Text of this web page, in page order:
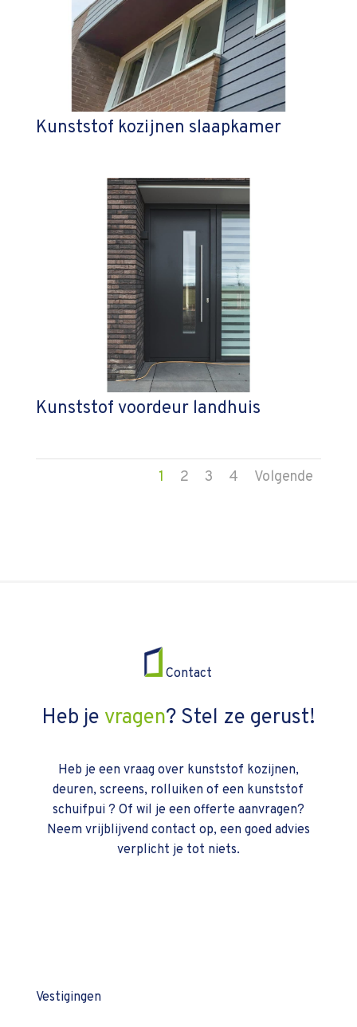
Kunststof kozijnen slaapkamer
Kunststof voordeur landhuis
1 2 3 4 Volgende
Contact
Heb je vragen? Stel ze gerust!
Heb je een vraag over kunststof kozijnen,
deuren, screens, rolluiken of een kunststof
schuifpui ? Of wil je een offerte aanvragen?
Neem vrijblijvend contact op, een goed advies
verplicht je tot niets.
Vestigingen